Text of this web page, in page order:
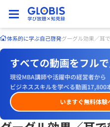
体系的に学ぶ自己啓発グーグル効果／耳
すべての動画をフルで
現役MBA講師や活躍中の経営者から
ビジネススキルを学べる動画17,800
いますぐ無料体験